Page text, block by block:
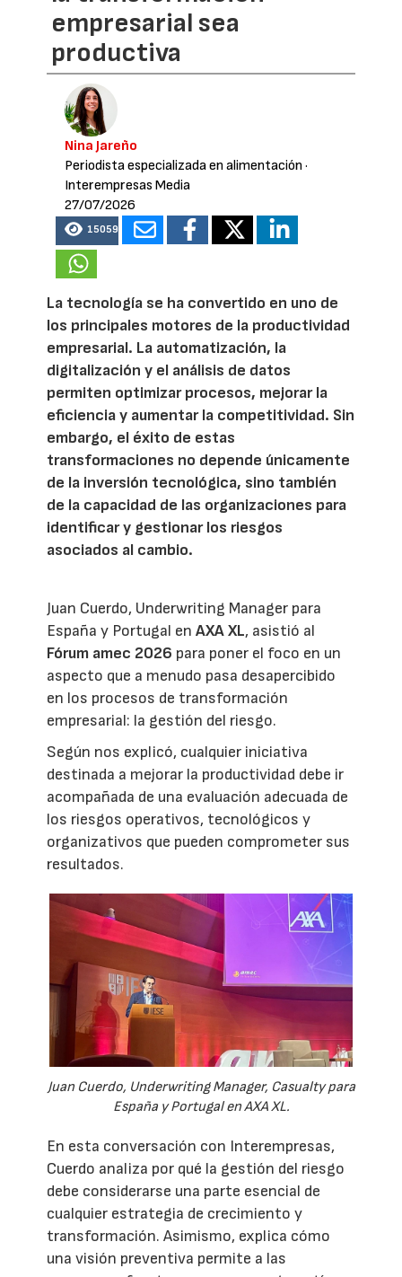
empresarial sea
productiva
Nina Jareño
Periodista especializada en alimentación ·
Interempresas Media
27/07/2026
15059
La tecnología se ha convertido en uno de
los principales motores de la productividad
empresarial. La automatización, la
digitalización y el análisis de datos
permiten optimizar procesos, mejorar la
eficiencia y aumentar la competitividad. Sin
embargo, el éxito de estas
transformaciones no depende únicamente
de la inversión tecnológica, sino también
de la capacidad de las organizaciones para
identificar y gestionar los riesgos
asociados al cambio.
Juan Cuerdo, Underwriting Manager para
España y Portugal enAXA XL, asistió al
Fórum amec 2026 para poner el foco en un
aspecto que a menudo pasa desapercibido
en los procesos de transformación
empresarial: la gestión del riesgo.
Según nos explicó, cualquier iniciativa
destinada a mejorar la productividad debe ir
acompañada de una evaluación adecuada de
los riesgos operativos, tecnológicos y
organizativos que pueden comprometer sus
resultados.
Juan Cuerdo, Underwriting Manager, Casualty para
España y Portugal en AXA XL.
En esta conversación con Interempresas,
Cuerdo analiza por qué la gestión del riesgo
debe considerarse una parte esencial de
cualquier estrategia de crecimiento y
transformación. Asimismo, explica cómo
una visión preventiva permite a las